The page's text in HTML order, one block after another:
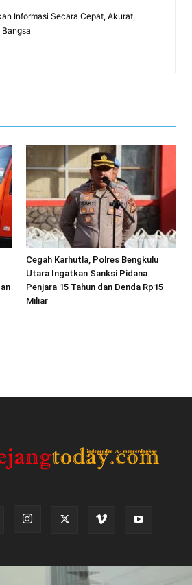
Informasi Secara Cepat, Akurat,
Cegah Karhutla, Polres Bengkulu
Utara Ingatkan Sanksi Pidana
Penjara 15 Tahun dan Denda Rp15
Miliar